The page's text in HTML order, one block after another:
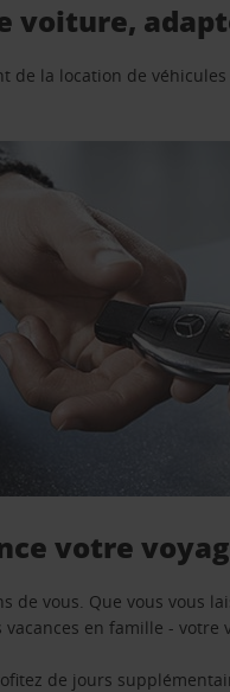
voiture,
de la location de
votre
de vous. Que vous
en famille - votre
de jours